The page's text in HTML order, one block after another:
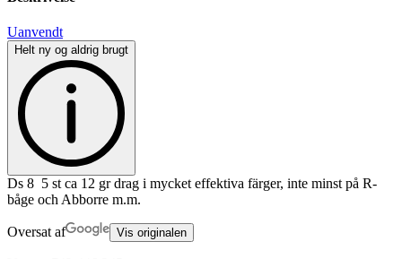
Uanvendt
Helt ny og aldrig brugt
Ds 8 5 st ca 12 gr drag i mycket effektiva färger, inte minst på R-
båge och Abborre m.m.
Oversat af Vis originalen